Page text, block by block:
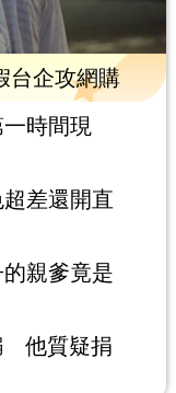
台企攻網購
時間現
差還開直
親爹竟是
他質疑捐